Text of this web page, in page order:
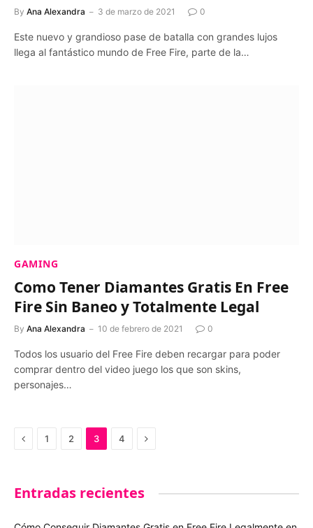
By Ana Alexandra 3 de marzo de 2021 0
Este nuevo y grandioso pase de batalla con grandes lujos
llega al fantástico mundo de Free Fire, parte de la…
GAMING
Como Tener Diamantes Gratis En Free
Fire Sin Baneo y Totalmente Legal
By Ana Alexandra 10 de febrero de 2021 0
Todos los usuario del Free Fire deben recargar para poder
comprar dentro del video juego los que son skins,
personajes…
Previous
1 2 3 4 Next
Entradas recientes